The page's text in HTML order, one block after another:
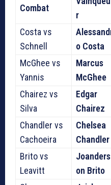
Combat
r
Costa vs
Schnell
o Costa
McGhee vs
Yannis
Marcus
McGhee
Chairez vs
Silva
Edgar
Chairez
Chandler vs
Cachoeira
Chelsea
Chandler
Brito vs
Leavitt
Joanders
on Brito